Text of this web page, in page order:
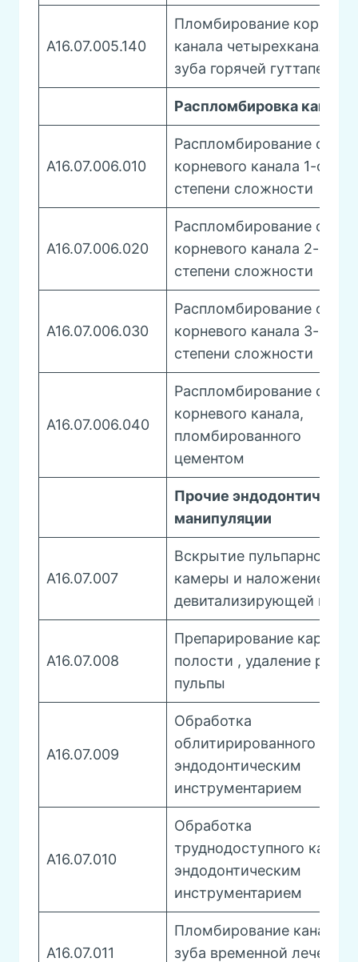
A16.07.005.140
Пломбирование
канала
зуба горячей гуттаперчей
Распломбировка
A16.07.006.010
Распломбирование
корневого канала 1-ой
степени сложности
A16.07.006.020
Распломбирование
корневого канала 2-ой
степени сложности
A16.07.006.030
Распломбирование
корневого канала 3-ой
степени сложности
A16.07.006.040
Распломбирование
корневого канала,
пломбированного
цементом
Прочие
манипуляции
A16.07.007
Вскрытие пульпарной
камеры и наложение
девитализирующей
A16.07.008
Препарирование
полости , удаление
пульпы
A16.07.009
Обработка
облитирированного
эндодонтическим
инструментарием
A16.07.010
Обработка
труднодоступного канала
эндодонтическим
инструментарием
A16.07.011
Пломбирование каналов
зуба временной лечебной